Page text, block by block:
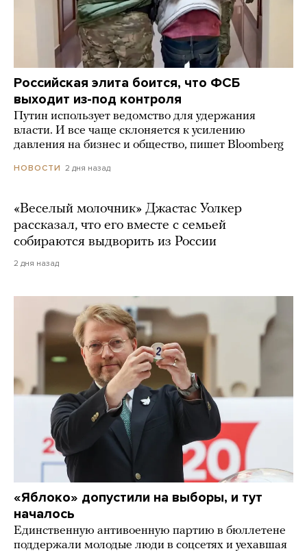
Российская элита боится, что ФСБ
выходит из-под контроля
Путин использует ведомство для удержания
власти. И все чаще склоняется к усилению
давления на бизнес и общество, пишет Bloomberg
НОВОСТИ 2 дня назад
«Веселый молочник» Джастас Уолкер
рассказал, что его вместе с семьей
собираются выдворить из России
2 дня назад
«Яблоко» допустили на выборы, и тут
началось
Единственную антивоенную партию в бюллетене
поддержали молодые люди в соцсетях и уехавшая